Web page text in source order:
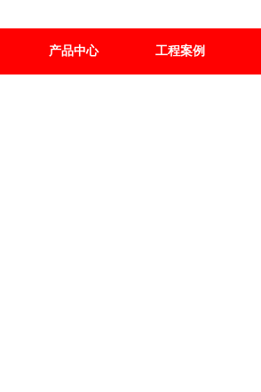
产品中心 工程案例